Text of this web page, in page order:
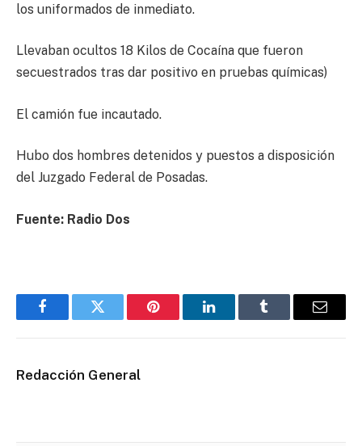
los uniformados de inmediato.
Llevaban ocultos 18 Kilos de Cocaína que fueron
secuestrados tras dar positivo en pruebas químicas)
El camión fue incautado.
Hubo dos hombres detenidos y puestos a disposición
del Juzgado Federal de Posadas.
Fuente: Radio Dos
FacebookTwitter Pinterest LinkedInTumblr Email
Redacción General